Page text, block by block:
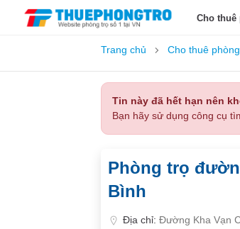
Cho
Trang chủ Cho thuê
Tin này đã hết hạn nên
Bạn hãy sử dụng công cụ
Phòng trọ
Bình
Địa chỉ: Đường Kha Vạn